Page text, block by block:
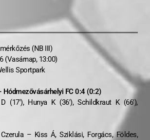
(NB III)
(Vasárnap, 13:00)
Sportpark
Hódmezővásárhelyi FC 0:4 (0:2)
Hunya K (36′), Schildkraut K (66′),
– Kiss Á, Sziklási, Forgács, Földes,